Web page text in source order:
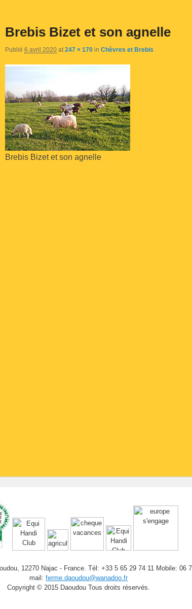
Brebis Bizet et son agnelle
Publié 6 avril 2020 at247 × 170 in Chèvres et Brebis
Brebis Bizet et son agnelle
12270 Najac - France. Tél: +33 5 65 29 74 11 Mobile: 06
mail: ferme.daoudou@wanadoo.fr
Copyright © 2015 Daoudou Tous droits réservés.